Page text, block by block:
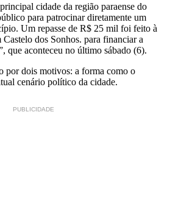
cidade da região paraense do
para patrocinar diretamente um
Um repasse de R$ 25 mil foi feito à
dos Sonhos. para financiar a
que aconteceu no último sábado (6).
por dois motivos: a forma como o
cenário político da cidade.
PUBLICIDADE